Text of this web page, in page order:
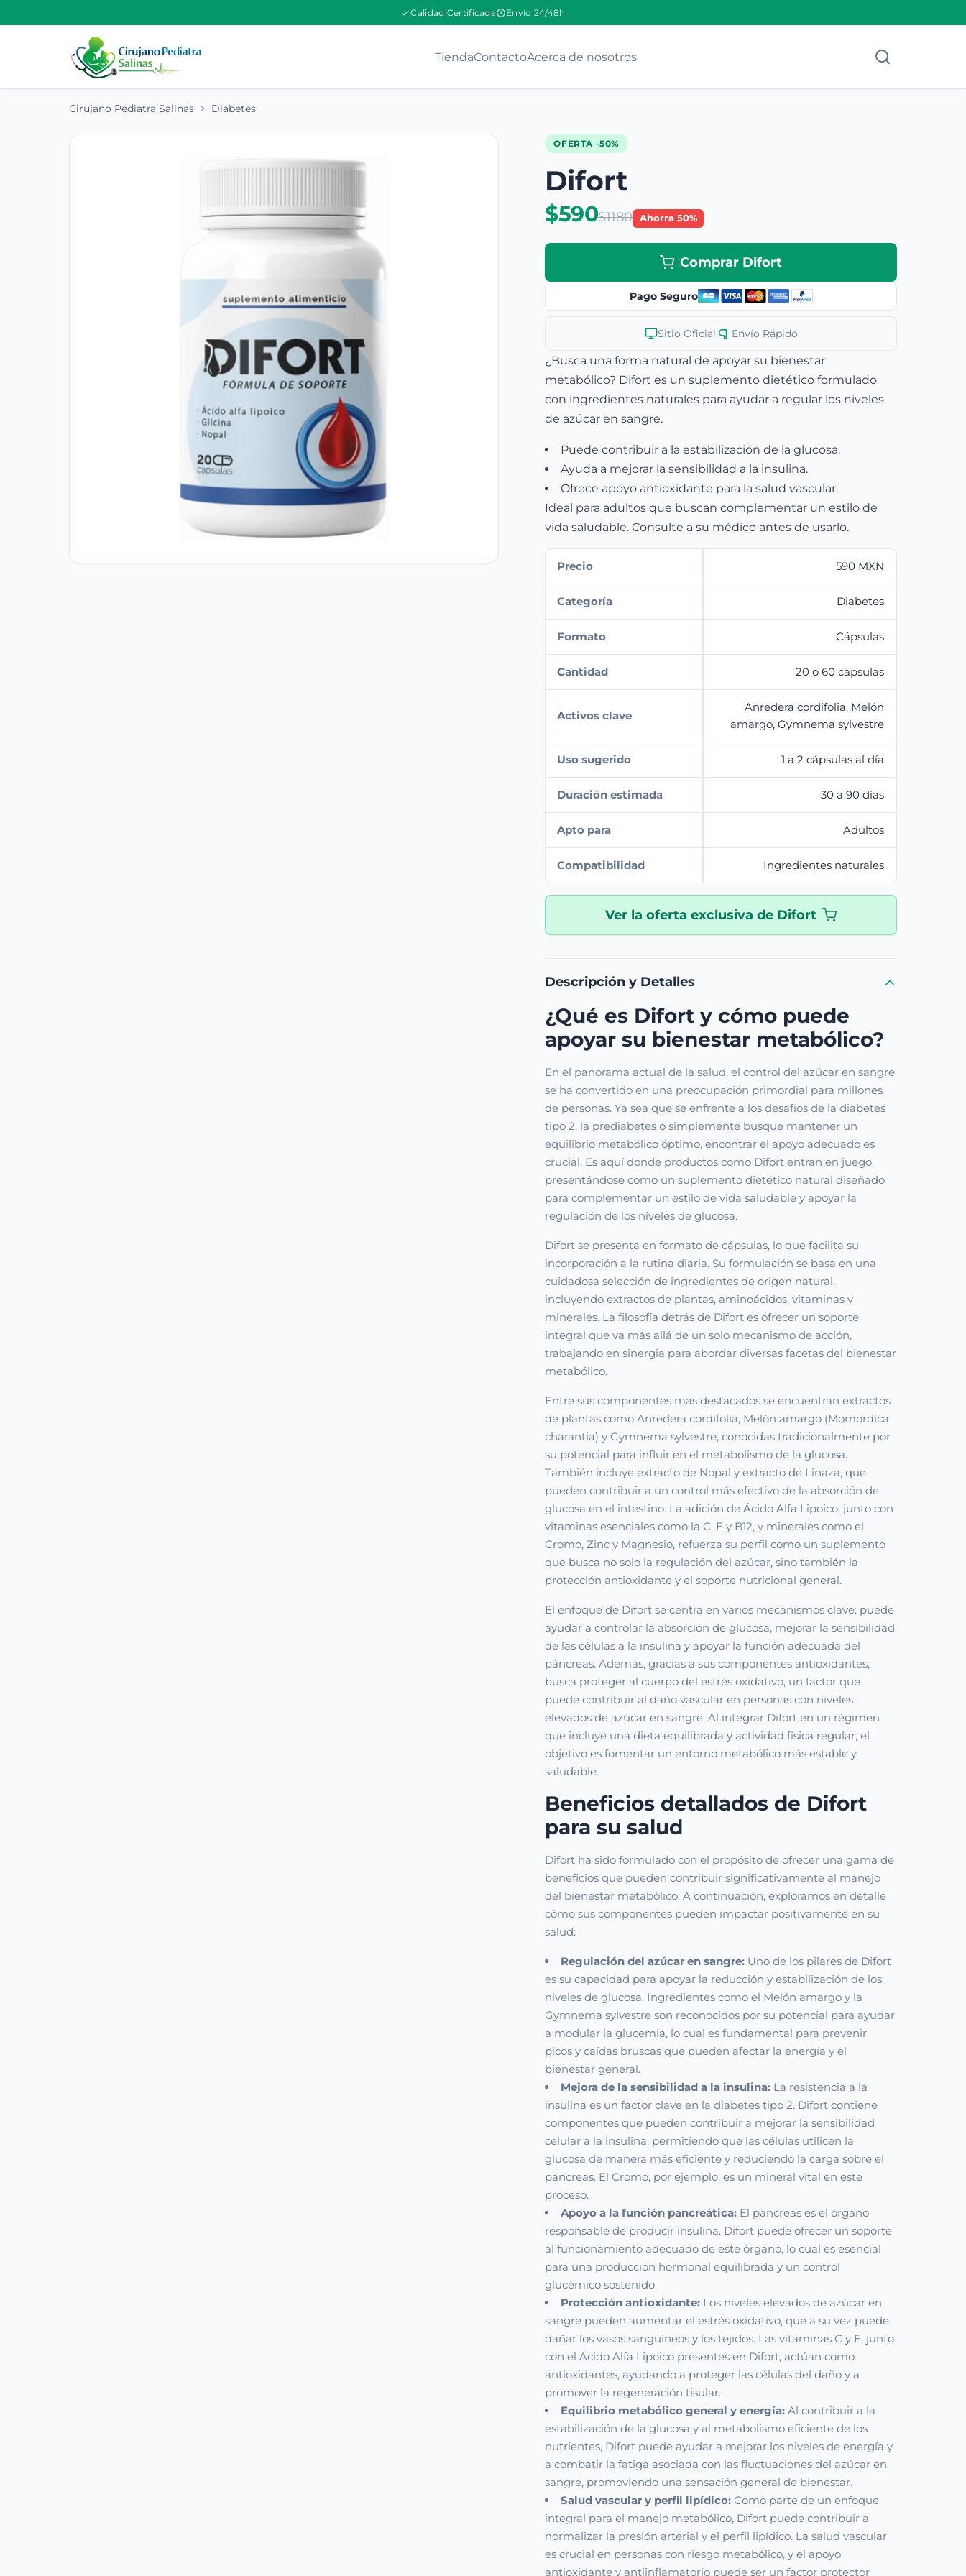
Calidad Certificada Envío 24/48h
TiendaContactoAcerca de nosotros
Cirujano Pediatra Salinas Diabetes
OFERTA -50%
Difort
$590$1180 Ahorra 50%
Comprar Difort
Pago Seguro
Sitio Oficial Envío Rápido
¿Busca una forma natural de apoyar su bienestar
metabólico? Difort es un suplemento dietético formulado
con ingredientes naturales para ayudar a regular los niveles
de azúcar en sangre.
Puede contribuir a la estabilización de la glucosa.
Ayuda a mejorar la sensibilidad a la insulina.
Ofrece apoyo antioxidante para la salud vascular.
Ideal para adultos que buscan complementar un estilo de
vida saludable. Consulte a su médico antes de usarlo.
Precio 590 MXN
Categoría Diabetes
Formato Cápsulas
Cantidad 20 o 60 cápsulas
Activos clave
Anredera cordifolia, Melón
amargo, Gymnema sylvestre
Uso sugerido 1 a 2 cápsulas al día
Duración estimada 30 a 90 días
Apto para Adultos
Compatibilidad Ingredientes naturales
Ver la oferta exclusiva de Difort
Descripción y Detalles
¿Qué es Difort y cómo puede
apoyar su bienestar metabólico?
En el panorama actual de la salud, el control del azúcar en sangre
se ha convertido en una preocupación primordial para millones
de personas. Ya sea que se enfrente a los desafíos de la diabetes
tipo 2, la prediabetes o simplemente busque mantener un
equilibrio metabólico óptimo, encontrar el apoyo adecuado es
crucial. Es aquí donde productos como Difort entran en juego,
presentándose como un suplemento dietético natural diseñado
para complementar un estilo de vida saludable y apoyar la
regulación de los niveles de glucosa.
Difort se presenta en formato de cápsulas, lo que facilita su
incorporación a la rutina diaria. Su formulación se basa en una
cuidadosa selección de ingredientes de origen natural,
incluyendo extractos de plantas, aminoácidos, vitaminas y
minerales. La filosofía detrás de Difort es ofrecer un soporte
integral que va más allá de un solo mecanismo de acción,
trabajando en sinergia para abordar diversas facetas del bienestar
metabólico.
Entre sus componentes más destacados se encuentran extractos
de plantas como Anredera cordifolia, Melón amargo (Momordica
charantia) y Gymnema sylvestre, conocidas tradicionalmente por
su potencial para influir en el metabolismo de la glucosa.
También incluye extracto de Nopal y extracto de Linaza, que
pueden contribuir a un control más efectivo de la absorción de
glucosa en el intestino. La adición de Ácido Alfa Lipoico, junto con
vitaminas esenciales como la C, E y B12, y minerales como el
Cromo, Zinc y Magnesio, refuerza su perfil como un suplemento
que busca no solo la regulación del azúcar, sino también la
protección antioxidante y el soporte nutricional general.
El enfoque de Difort se centra en varios mecanismos clave: puede
ayudar a controlar la absorción de glucosa, mejorar la sensibilidad
de las células a la insulina y apoyar la función adecuada del
páncreas. Además, gracias a sus componentes antioxidantes,
busca proteger al cuerpo del estrés oxidativo, un factor que
puede contribuir al daño vascular en personas con niveles
elevados de azúcar en sangre. Al integrar Difort en un régimen
que incluye una dieta equilibrada y actividad física regular, el
objetivo es fomentar un entorno metabólico más estable y
saludable.
Beneficios detallados de Difort
para su salud
Difort ha sido formulado con el propósito de ofrecer una gama de
beneficios que pueden contribuir significativamente al manejo
del bienestar metabólico. A continuación, exploramos en detalle
cómo sus componentes pueden impactar positivamente en su
salud:
Regulación del azúcar en sangre:Uno de los pilares de Difort
es su capacidad para apoyar la reducción y estabilización de los
niveles de glucosa. Ingredientes como el Melón amargo y la
Gymnema sylvestre son reconocidos por su potencial para ayudar
a modular la glucemia, lo cual es fundamental para prevenir
picos y caídas bruscas que pueden afectar la energía y el
bienestar general.
Mejora de la sensibilidad a la insulina:La resistencia a la
insulina es un factor clave en la diabetes tipo 2. Difort contiene
componentes que pueden contribuir a mejorar la sensibilidad
celular a la insulina, permitiendo que las células utilicen la
glucosa de manera más eficiente y reduciendo la carga sobre el
páncreas. El Cromo, por ejemplo, es un mineral vital en este
proceso.
Apoyo a la función pancreática:El páncreas es el órgano
responsable de producir insulina. Difort puede ofrecer un soporte
al funcionamiento adecuado de este órgano, lo cual es esencial
para una producción hormonal equilibrada y un control
glucémico sostenido.
Protección antioxidante:Los niveles elevados de azúcar en
sangre pueden aumentar el estrés oxidativo, que a su vez puede
dañar los vasos sanguíneos y los tejidos. Las vitaminas C y E, junto
con el Ácido Alfa Lipoico presentes en Difort, actúan como
antioxidantes, ayudando a proteger las células del daño y a
promover la regeneración tisular.
Equilibrio metabólico general y energía:Al contribuir a la
estabilización de la glucosa y al metabolismo eficiente de los
nutrientes, Difort puede ayudar a mejorar los niveles de energía y
a combatir la fatiga asociada con las fluctuaciones del azúcar en
sangre, promoviendo una sensación general de bienestar.
Salud vascular y perfil lipídico:Como parte de un enfoque
integral para el manejo metabólico, Difort puede contribuir a
normalizar la presión arterial y el perfil lipídico. La salud vascular
es crucial en personas con riesgo metabólico, y el apoyo
antioxidante y antiinflamatorio puede ser un factor protector